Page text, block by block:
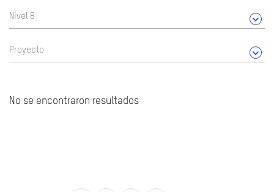
Nivel 8
Proyecto
No se encontraron resultados